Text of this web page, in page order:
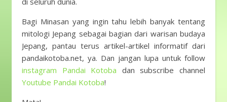
Bagi Minasan yang ingin tahu lebih banyak tentang
mitologi Jepang sebagai bagian dari warisan budaya
Jepang, pantau terus artikel-artikel informatif dari
pandaikotoba.net, ya. Dan jangan lupa untuk follow
instagram Pandai Kotoba dan subscribe channel
Youtube Pandai Kotoba!